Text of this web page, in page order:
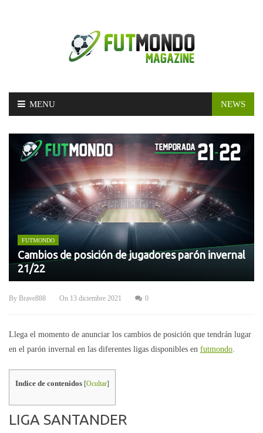
Skip
MENU NEWS
FUTMONDO
Cambios de posición de jugadores parón invernal
21/22
By Brave888 On 13 diciembre 2021 0
Llega el momento de anunciar los cambios de posición que tendrán lugar
en el parón invernal en las diferentes ligas disponibles en futmondo
Indice de contenidos [Ocultar]
LIGA SANTANDER